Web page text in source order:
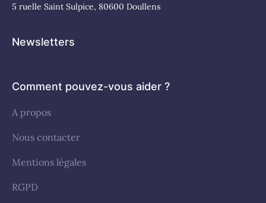
5 ruelle Saint Sulpice, 80600 Doullens
Newsletters
Comment pouvez-vous aider ?
A propos
Nous contacter
Mentions légales
RGPD